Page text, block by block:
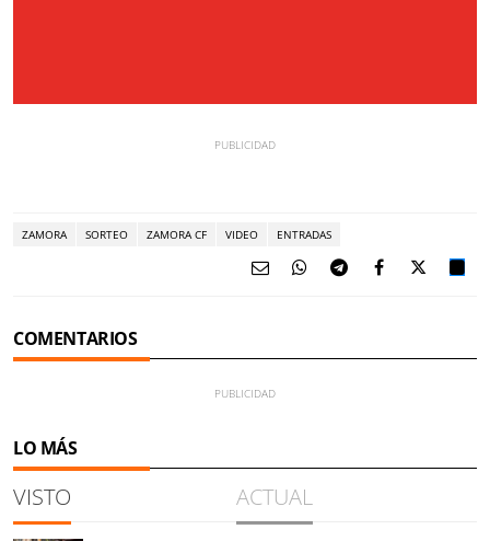
ZAMORA SORTEO ZAMORA CF VIDEO ENTRADAS
COMENTARIOS
LO MÁS
VISTO ACTUAL